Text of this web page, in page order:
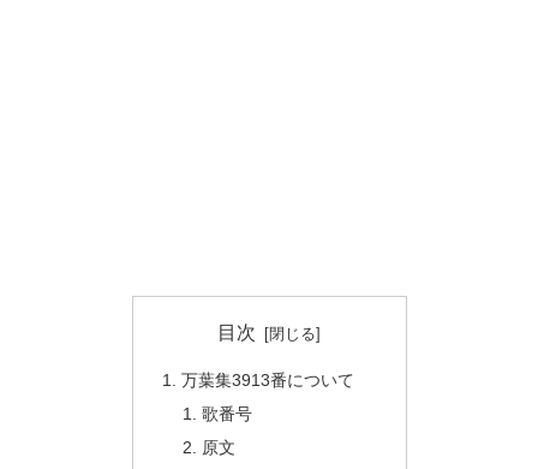
目次
万葉集3913番について
歌番号
原文